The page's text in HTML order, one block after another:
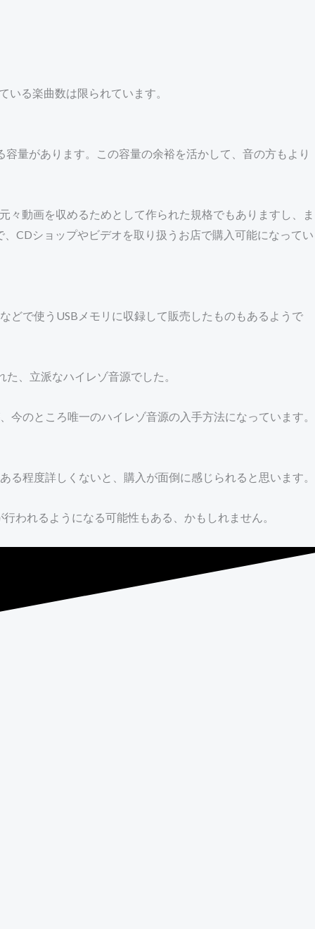
る楽曲数は限られています。
量があります。この容量の余裕を活かして、音の方もより
動画を収めるためとして作られた規格でもありますし、ま
CDショップやビデオを取り扱うお店で購入可能になってい
どで使うUSBメモリに収録して販売したものもあるようで
、立派なハイレゾ音源でした。
のところ唯一のハイレゾ音源の入手方法になっています。
程度詳しくないと、購入が面倒に感じられると思います。
われるようになる可能性もある、かもしれません。